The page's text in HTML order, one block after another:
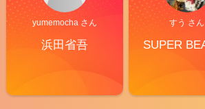
yumemocha さん
浜田省吾
すう さん
SUPER